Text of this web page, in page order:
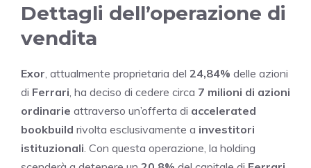
Dettagli dell’operazione di
vendita
Exor , attualmente proprietaria del 24,84% delle azioni
di Ferrari , ha deciso di cedere circa 7 milioni di azioni
ordinarie attraverso un’offerta di accelerated
bookbuild rivolta esclusivamente a investitori
istituzionali . Con questa operazione, la holding